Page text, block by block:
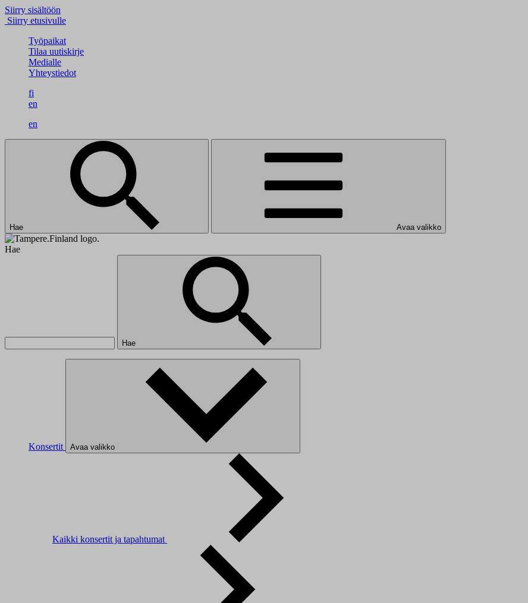
Siirry sisältöön
Siirry etusivulle
Työpaikat
Tilaa uutiskirje
Medialle
Yhteystiedot
fi
en
en
Hae Avaa valikko
Hae
Hae
Konsertit Avaa valikko
Kaikki konsertit ja tapahtumat